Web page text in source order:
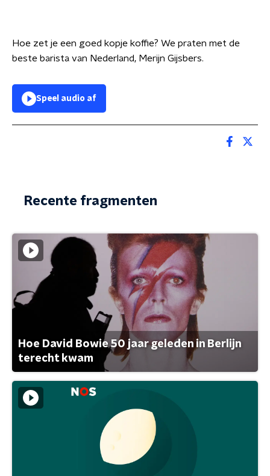
Hoe zet je een goed kopje koffie? We praten met de
beste barista van Nederland, Merijn Gijsbers.
Speel audio af
Recente fragmenten
Hoe David Bowie 50 jaar geleden in Berlijn
terecht kwam